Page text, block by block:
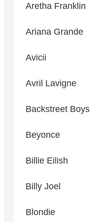
Aretha Franklin
Ariana Grande
Avicii
Avril Lavigne
Backstreet Boys
Beyonce
Billie Eilish
Billy Joel
Blondie